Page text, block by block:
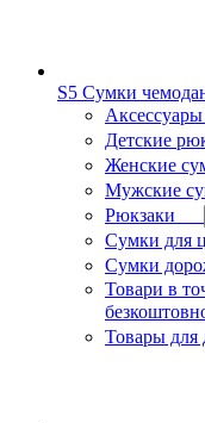
S5 Сумки
Аксессуары
Детские
Женские
Мужские
Рюкзаки
Сумки для
Сумки
Товари в
Товары для